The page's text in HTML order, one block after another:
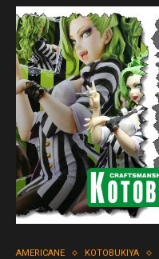
AMERICANE KOTOBUKIYA